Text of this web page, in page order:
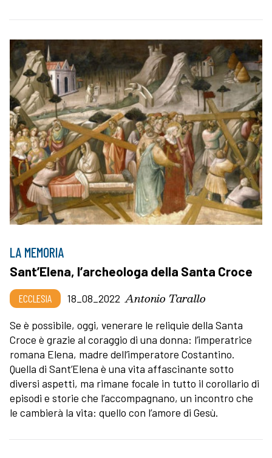
LA MEMORIA
Sant’Elena, l’archeologa della Santa Croce
ECCLESIA 18_08_2022 Antonio Tarallo
Se è possibile, oggi, venerare le reliquie della Santa
Croce è grazie al coraggio di una donna: l’imperatrice
romana Elena, madre dell’imperatore Costantino.
Quella di Sant’Elena è una vita affascinante sotto
diversi aspetti, ma rimane focale in tutto il corollario di
episodi e storie che l’accompagnano, un incontro che
le cambierà la vita: quello con l’amore di Gesù.